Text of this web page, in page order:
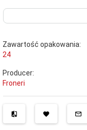
Zawartość opakowania:
24
Producer:
Froneri